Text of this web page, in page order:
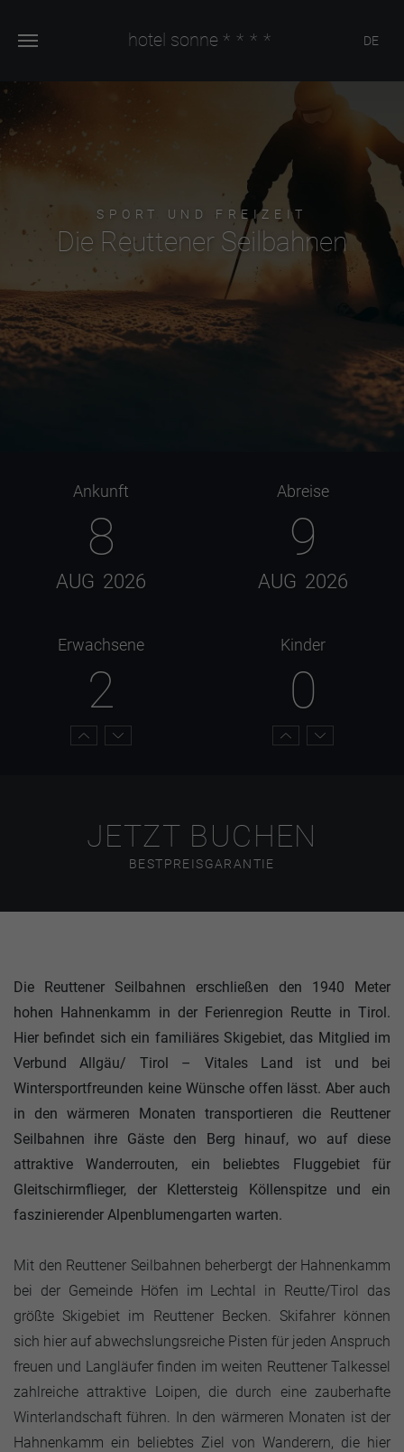
hotel sonne **** DE
SPORT UND FREIZEIT
Die Reuttener Seilbahnen
Ankunft
8
AUG 2026
Abreise
9
AUG 2026
Erwachsene
2
Kinder
0
JETZT BUCHEN
BESTPREISGARANTIE
Die Reuttener Seilbahnen erschließen den 1940 Meter
hohen Hahnenkamm in der Ferienregion Reutte in Tirol.
Hier befindet sich ein familiäres Skigebiet, das Mitglied im
Verbund Allgäu/ Tirol – Vitales Land ist und bei
Wintersportfreunden keine Wünsche offen lässt. Aber auch
in den wärmeren Monaten transportieren die Reuttener
Seilbahnen ihre Gäste den Berg hinauf, wo auf diese
attraktive Wanderrouten, ein beliebtes Fluggebiet für
Gleitschirmflieger, der Klettersteig Köllenspitze und ein
faszinierender Alpenblumengarten warten.
Mit den Reuttener Seilbahnen beherbergt der Hahnenkamm
bei der Gemeinde Höfen im Lechtal in Reutte/Tirol das
größte Skigebiet im Reuttener Becken. Skifahrer können
sich hier auf abwechslungsreiche Pisten für jeden Anspruch
freuen und Langläufer finden im weiten Reuttener Talkessel
zahlreiche attraktive Loipen, die durch eine zauberhafte
Winterlandschaft führen. In den wärmeren Monaten ist der
Hahnenkamm ein beliebtes Ziel von Wanderern, die hier